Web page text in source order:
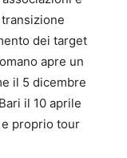
dei target
apre un
il 5 dicembre
il 10 aprile
e proprio tour